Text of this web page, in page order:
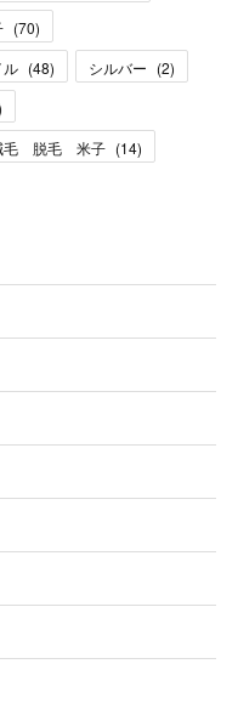
(70)
ル (48) シルバー (2)
毛 脱毛 米子 (14)